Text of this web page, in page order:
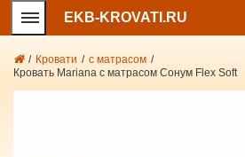
EKB-KROVATI.RU
/ Кровати / с матрасом /
Кровать Mariana с матрасом Сонум Flex Soft